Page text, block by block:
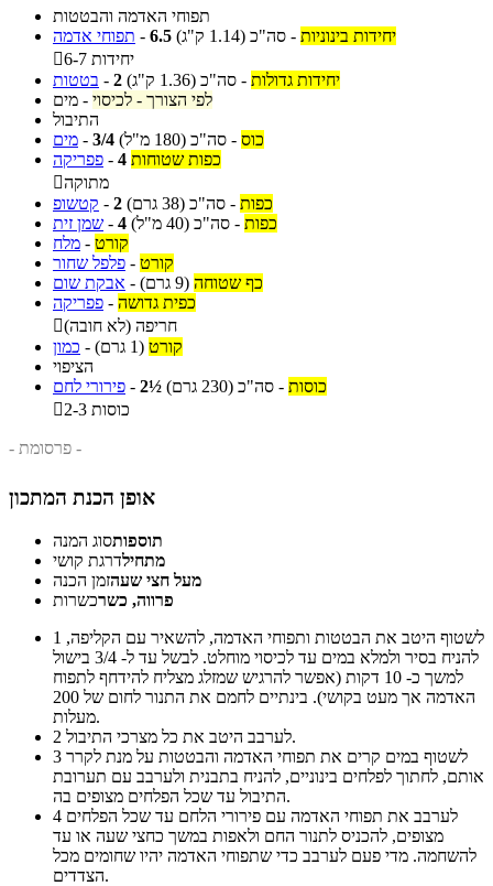
תפוחי האדמה והבטטות
תפוחי אדמה - 6.5 יחידות בינוניות - סה"כ (1.14 ק"ג)

6-7 יחידות
בטטות - 2 יחידות גדולות - סה"כ (1.36 ק"ג)
מים - לפי הצורך - לכיסוי
התיבול
מים - 3/4 כוס - סה"כ (180 מ"ל)
פפריקה - 4 כפות שטוחות
מתוקה
קטשופ - 2 כפות - סה"כ (38 גרם)
שמן זית - 4 כפות - סה"כ (40 מ"ל)
מלח - קורט
פלפל שחור - קורט
אבקת שום - כף שטוחה (9 גרם)
פפריקה - כפית גדושה
חריפה (לא חובה)
כמון - קורט (1 גרם)
הציפוי
פירורי לחם - 2½ כוסות - סה"כ (230 גרם)

2-3 כוסות
- פרסומת -
אופן הכנת המתכון
תוספותסוג המנה
מתחילדרגת קושי
מעל חצי שעהזמן הכנה
פרווה, כשרכשרות
1
להניח בסיר ולמלא במים עד לכיסוי מוחלט. לבשל עד ל- 3/4 בישול
למשך כ- 10 דקות (אפשר להרגיש שמזלג מצליח להידחף לתפוח
האדמה אך מעט בקושי). בינתיים לחמם את התנור לחום של 200
מעלות.
2
לערבב היטב את כל מצרכי התיבול.
3
אותם, לחתוך לפלחים בינוניים, להניח בתבנית ולערבב עם תערובת
התיבול עד שכל הפלחים מצופים בה.
4
מצופים, להכניס לתנור החם ולאפות במשך כחצי שעה או עד
להשחמה. מדי פעם לערבב כדי שתפוחי האדמה יהיו שחומים מכל
הצדדים.